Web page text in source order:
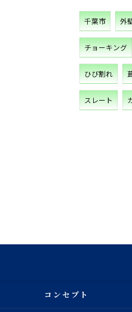
千葉市 外
チョーキング
ひび割れ
スレート
コンセプト